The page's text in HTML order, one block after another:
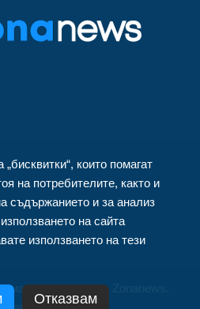
агенция Zonanews.
които помагат
на потребителите, както и
съдържанието и за анализ
на сайта
използването на тези
Отказвам